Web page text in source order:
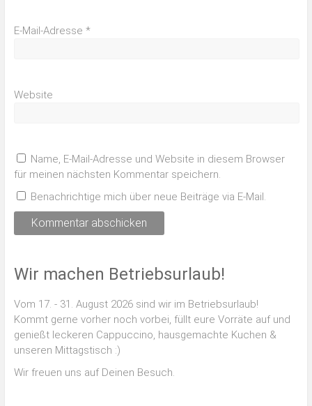
E-Mail-Adresse *
Website
Name, E-Mail-Adresse und Website in diesem Browser
für meinen nächsten Kommentar speichern.
Benachrichtige mich über neue Beiträge via E-Mail.
Wir machen Betriebsurlaub!
Vom 17. - 31. August 2026 sind wir im Betriebsurlaub!
Kommt gerne vorher noch vorbei, füllt eure Vorräte auf und
genießt leckeren Cappuccino, hausgemachte Kuchen &
unseren Mittagstisch :)
Wir freuen uns auf Deinen Besuch.